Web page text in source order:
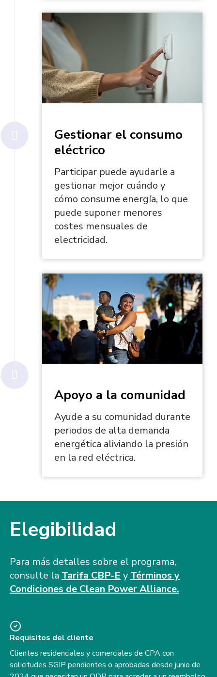
Gestionar el consumo
eléctrico
Participar puede ayudarle a
gestionar mejor cuándo y
cómo consume energía, lo que
puede suponer menores
costes mensuales de
electricidad.
Apoyo a la comunidad
Ayude a su comunidad durante
periodos de alta demanda
energética aliviando la presión
en la red eléctrica.
Elegibilidad
Para más detalles sobre el programa,
consulte la Tarifa CBP-E y Términos y
Condiciones de Clean Power Alliance.
Requisitos del cliente
Clientes residenciales y comerciales de CPA con
solicitudes SGIP pendientes o aprobadas desde junio de